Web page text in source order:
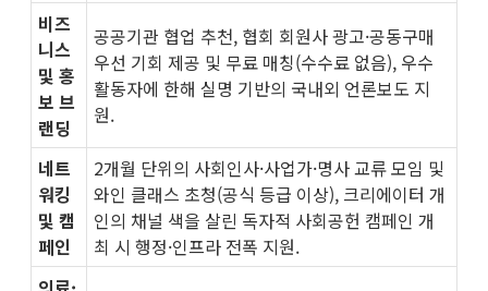
비즈
니스
및 홍
보 브
랜딩
공공기관 협업 추천, 협회 회원사 광고·공동구매
우선 기회 제공 및 무료 매칭(수수료 없음), 우수
활동자에 한해 실명 기반의 국내외 언론보도 지
원.
네트
워킹
및 캠
페인
2개월 단위의 사회인사·사업가·명사 교류 모임 및
와인 클래스 초청(공식 등급 이상), 크리에이터 개
인의 채널 색을 살린 독자적 사회공헌 캠페인 개
최 시 행정·인프라 전폭 지원.